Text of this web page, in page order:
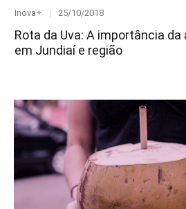
Category
Inova+
Posted
25/10/2018
Rota da Uva: A importância
em Jundiaí e região